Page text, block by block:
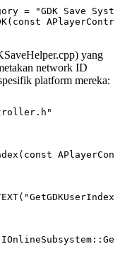
= "GDK Save
) yang
network ID
platform mereka: